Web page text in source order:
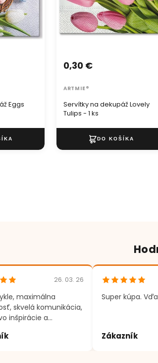
Eggs
Servítky na dekupáž Lovely
Tulips - 1 ks
0,30 €
ARTMIE®
26. 03. 26
maximálna
skvelá komunikácia,
inšpirácie a
Super kúpa.
Zákazník